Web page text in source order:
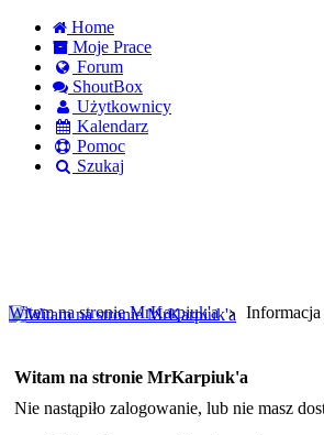
Home
Moje Prace
Forum
ShoutBox
Użytkownicy
Kalendarz
Pomoc
Szukaj
Witam na stronie MrKarpiuk'a
Informacja
Witam na stronie MrKarpiuk'a
Nie nastąpiło zalogowanie, lub nie masz